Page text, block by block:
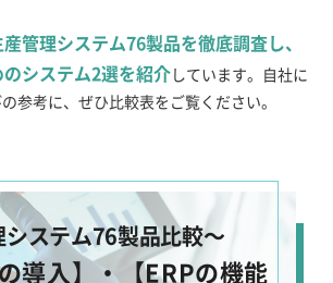
管理システム76製品を徹底調査し、
システム2選を紹介しています。自社に
参考に、ぜひ比較表をご覧ください。
ステム76製品比較～
導入】・【ERPの機能